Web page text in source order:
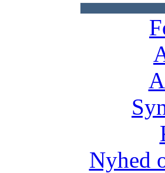
Nyhed